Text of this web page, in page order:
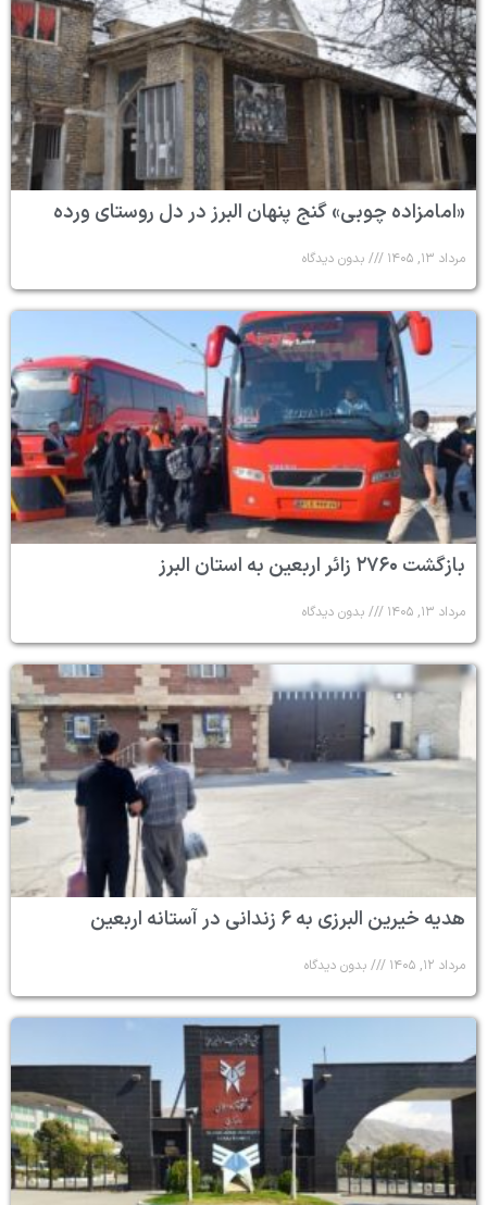
«امامزاده چوبی» گنج پنهان البرز در دل روستای ورده
مرداد ۱۳, ۱۴۰۵ بدون دیدگاه
بازگشت ۲۷۶۰ زائر اربعین به استان البرز
مرداد ۱۳, ۱۴۰۵ بدون دیدگاه
هدیه خیرین البرزی به ۶ زندانی در آستانه اربعین
مرداد ۱۲, ۱۴۰۵ بدون دیدگاه